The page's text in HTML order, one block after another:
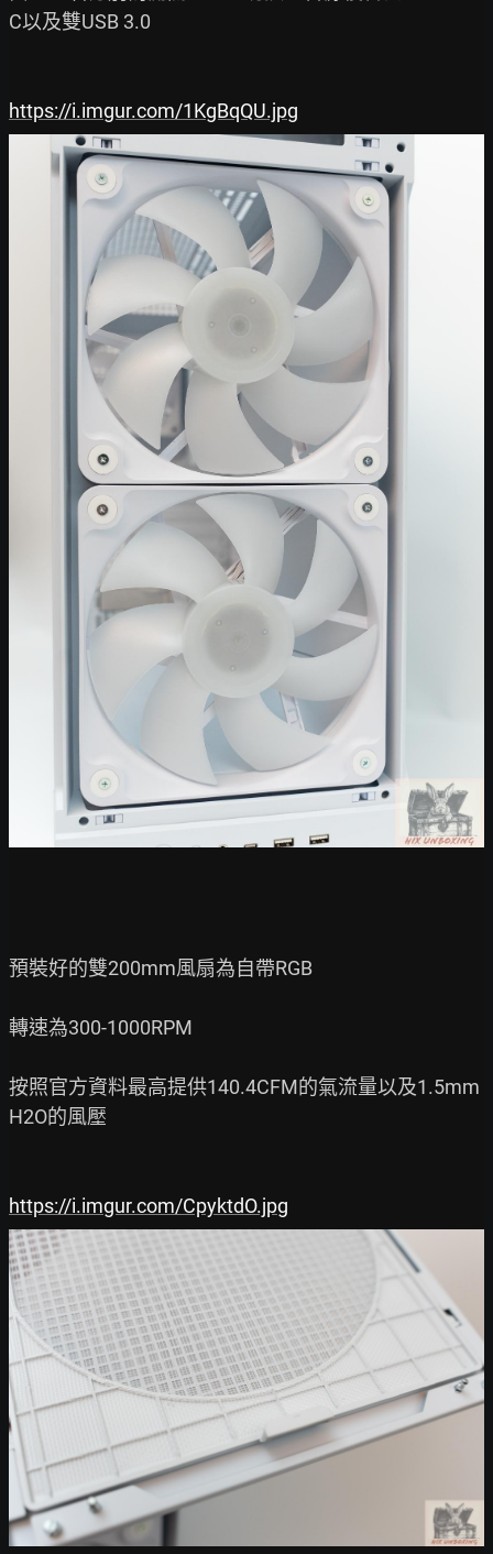
C以及雙USB 3.0
https://i.imgur.com/1KgBqQU.jpg
預裝好的雙200mm風扇為自帶RGB
轉速為300-1000RPM
按照官方資料最高提供140.4CFM的氣流量以及1.5mm
H2O的風壓
https://i.imgur.com/CpyktdO.jpg